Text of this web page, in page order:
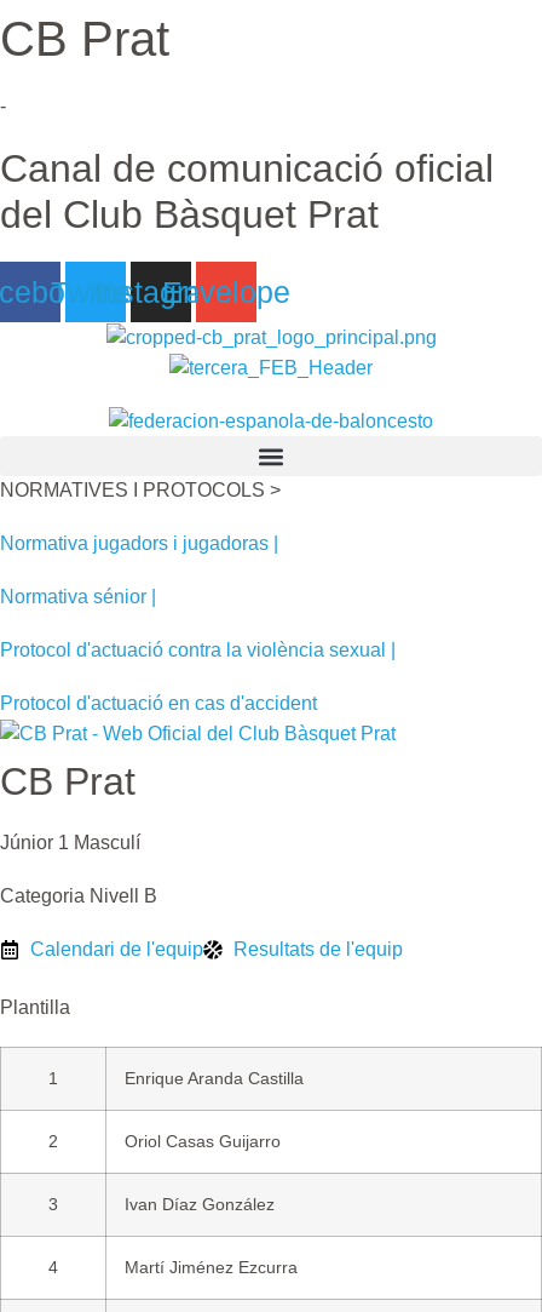
Ir
al
CB Prat
-
Canal de comunicació oficial
del Club Bàsquet Prat
TwitterInstagram
Envelope
NORMATIVES I PROTOCOLS >
Normativa jugadors i jugadoras |
Normativa sénior |
Protocol d'actuació contra la violència sexual |
Protocol d'actuació en cas d'accident
CB Prat
Júnior 1 Masculí
Categoria Nivell B
Calendari de l'equip Resultats de l'equip
Plantilla
1 Enrique Aranda Castilla
2 Oriol Casas Guijarro
3 Ivan Díaz González
4 Martí Jiménez Ezcurra